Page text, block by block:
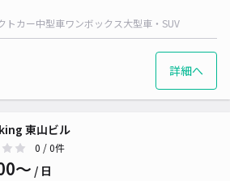
トカー中型車ワンボックス大型車・SUV
詳細へ
東山ビル
0 / 0件
〜 / 日